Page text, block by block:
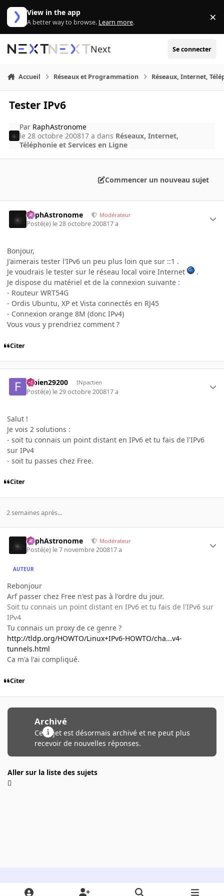
Aller au contenu
View in the app
A better way to browse. Learn more. ×
Next Se connecter
Accueil Réseaux et Programmation Réseaux, Internet,
Tester IPv6
Par RaphAstronome
le 28 octobre 200817 a dans Réseaux, Internet,
Téléphonie et Services en Ligne
Commencer un nouveau sujet
RaphAstronome Modérateur
Posté(e) le 28 octobre 200817 a
Bonjour,
J'aimerais tester l'IPv6 un peu plus loin que sur ::1 .
Je voudrais le tester sur le réseau local voire Internet
.
Je dispose du matériel et de la connexion suivante :
- Routeur WRT54G
- Ordis Ubuntu, XP et Vista connectés en RJ45
- Connexion orange 8M (donc IPv4)
Vous vous y prendriez comment ?
Citer
fabien29200 INpactien
Posté(e) le 29 octobre 200817 a
Salut !
Je vois 2 solutions :
- soit tu connais un point distant en IPv6 et tu fais de l'IPv6
sur IPv4
- soit tu passes chez Free.
Citer
2 semaines après...
RaphAstronome Modérateur
Posté(e) le 7 novembre 200817 a
AUTEUR
Rebonjour
Arf passer chez Free n'est pas à l'ordre du jour.
Soit tu connais un point distant en IPv6 et tu fais de l'IPv6 sur
IPv4
Tu connais un proxy de ce genre ?
http://tldp.org/HOWTO/Linux+IPv6-HOWTO/cha...v4-
tunnels.html
Ca m'a l'ai compliqué.
Citer
Archivé
Ce sujet est désormais archivé et ne peut plus
recevoir de nouvelles réponses.
Aller sur la liste des sujets